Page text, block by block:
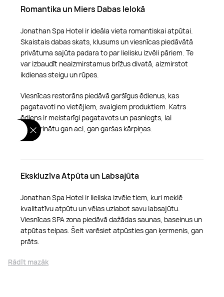
Romantika un Miers Dabas Ielokā
Jonathan Spa Hotel ir ideāla vieta romantiskai atpūtai.
Skaistais dabas skats, klusums un viesnīcas piedāvātā
privātuma sajūta padara to par lielisku izvēli pāriem. Te
var izbaudīt neaizmirstamus brīžus divatā, aizmirstot
ikdienas steigu un rūpes.
Viesnīcas restorāns piedāvā garšīgus ēdienus, kas
pagatavoti no vietējiem, svaigiem produktiem. Katrs
ēdiens ir meistarīgi pagatavots un pasniegts, lai
apmierinātu gan aci, gan garšas kārpiņas.
Ekskluzīva Atpūta un Labsajūta
Jonathan Spa Hotel ir lieliska izvēle tiem, kuri meklē
kvalitatīvu atpūtu un vēlas uzlabot savu labsajūtu.
Viesnīcas SPA zona piedāvā dažādas saunas, baseinus un
atpūtas telpas. Šeit varēsiet atpūsties gan ķermenis, gan
prāts.
Rādīt mazāk